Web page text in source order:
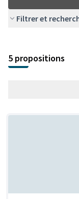
Filtrer et
+
−
5 propositions